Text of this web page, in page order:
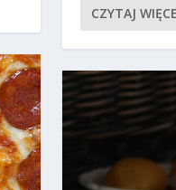
CZYTAJ